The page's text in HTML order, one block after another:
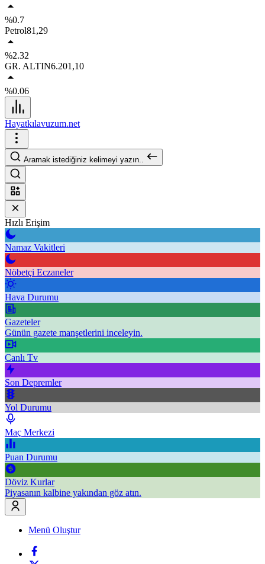
%0.7
Petrol81,29
%2.32
GR. ALTIN6.201,10
%0.06
Hayatkılavuzum.net
Aramak istediğiniz kelimeyi yazın..
Hızlı Erişim
Namaz Vakitleri
Nöbetçi Eczaneler
Hava Durumu
Gazeteler
Günün gazete manşetlerini inceleyin.
Canlı Tv
Son Depremler
Yol Durumu
Maç Merkezi
Puan Durumu
Döviz Kurlar
Piyasanın kalbine yakından göz atın.
Menü Oluştur